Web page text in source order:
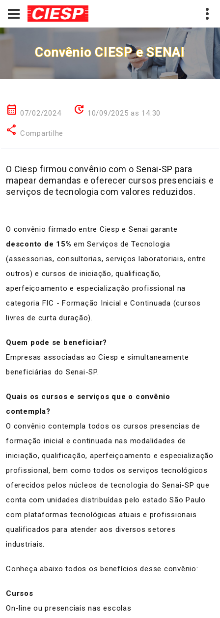
Convênio CIESP e SENAI
calendar_month 07/02/2024 update 10/09/2025 as 14:30
share Compartilhe
O Ciesp firmou convênio com o Senai-SP para
mapear demandas e oferecer cursos presenciais e
serviços de tecnologia com valores reduzidos.
O convênio firmado entre Ciesp e Senai garante
desconto de 15% em Serviços de Tecnologia
(assessorias, consultorias, serviços laboratoriais, entre
outros) e cursos de iniciação, qualificação,
aperfeiçoamento e especialização profissional na
categoria FIC - Formação Inicial e Continuada (cursos
livres de curta duração).
Quem pode se beneficiar?
Empresas associadas ao Ciesp e simultaneamente
beneficiárias do Senai-SP.
Quais os cursos e serviços que o convênio
contempla?
O convênio contempla todos os cursos presencias de
formação inicial e continuada nas modalidades de
iniciação, qualificação, aperfeiçoamento e especialização
profissional, bem como todos os serviços tecnológicos
oferecidos pelos núcleos de tecnologia do Senai-SP que
conta com unidades distribuídas pelo estado São Paulo
com plataformas tecnológicas atuais e profissionais
qualificados para atender aos diversos setores
industriais.
Conheça abaixo todos os benefícios desse convênio:
Cursos
On-line ou presenciais nas escolas